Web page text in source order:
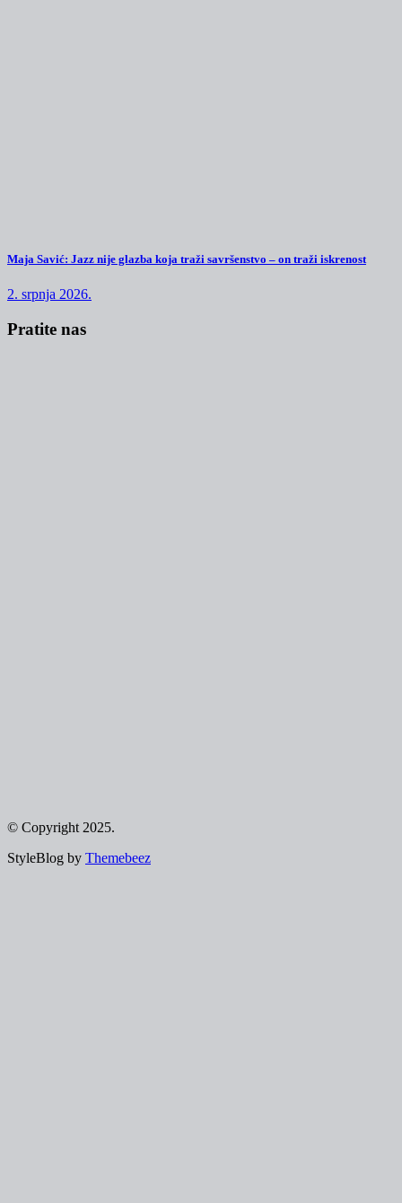
Maja Savić: Jazz nije glazba koja traži savršenstvo – on traži iskrenost
2. srpnja 2026.
Pratite nas
© Copyright 2025.
StyleBlog by Themebeez